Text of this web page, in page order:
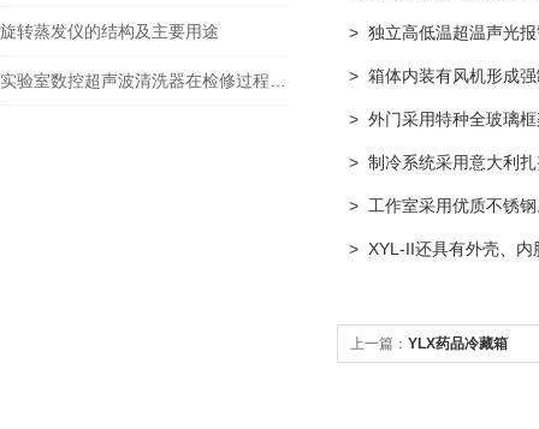
旋转蒸发仪的结构及主要用途 > 独立高低温超温声光
> 箱体内装有风机形成
> 外门采用特种全玻璃
> 制冷系统采用意大利
> 工作室采用优质不锈
> XYL-II还具有外壳、内
上一篇： YLX药品冷藏箱